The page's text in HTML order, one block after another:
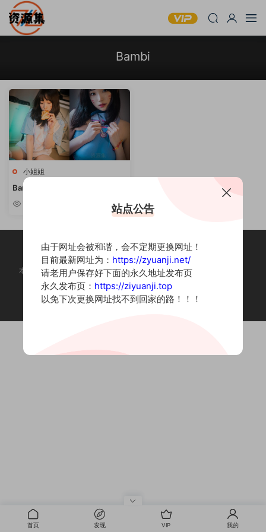
Bambi
小姐姐
Bambi(밤비) – 韩国性感小姐姐写
真合集 [持续更新]
本站为摄影写真图片网站，内容来自网络收集整理，仅作个人学习使用。
如有违法内容请联系删除
Copyright © 2022 资源集
首页 发现 VIP 我的
站点公告
由于网址会被和谐，会不定期更换网址！
目前最新网址为： https://zyuanji.net/
请老用户保存好下面的永久地址发布页
永久发布页： https://ziyuanji.top
以免下次更换网址找不到回家的路！！！